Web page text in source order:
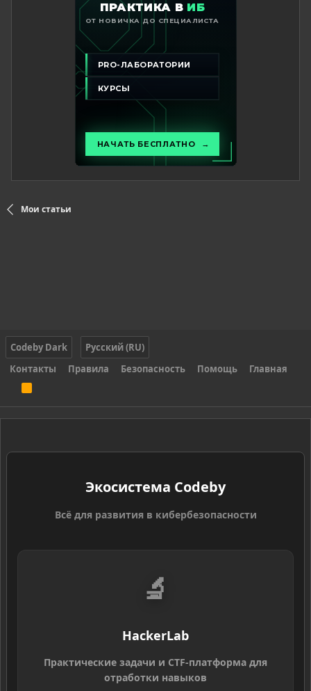
Мои статьи
Codeby Dark
Русский (RU)
Контакты
Правила Безопасность Помощь Главная
S
Экосистема Codeby
Всё для развития в кибербезопасности
🔬
HackerLab
Практические задачи и CTF-платформа для
отработки навыков